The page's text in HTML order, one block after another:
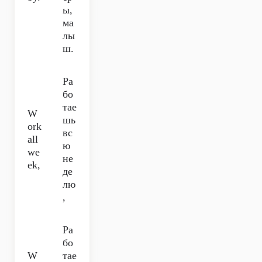
ы,
ма
лы
ш.
W
ork
all
we
ek,
Ра
бо
тае
шь
вс
ю
не
де
лю
,
W
Ра
бо
тае